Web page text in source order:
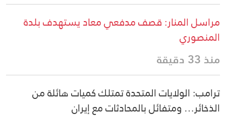
مراسل المنار: قصف مدفعي معاد يستهدف بلدة
المنصوري
منذ 33 دقيقة
ترامب: الولايات المتحدة تمتلك كميات هائلة من
الذخائر… ومتفائل بالمحادثات مع إيران